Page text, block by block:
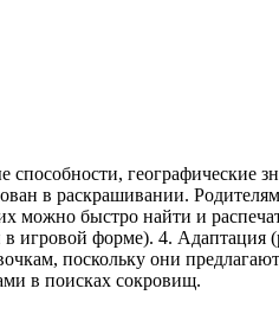
географические
в раскрашивании. Родителям
можно быстро найти и
игровой форме). 4. Адаптация
поскольку они
в поисках сокровищ.